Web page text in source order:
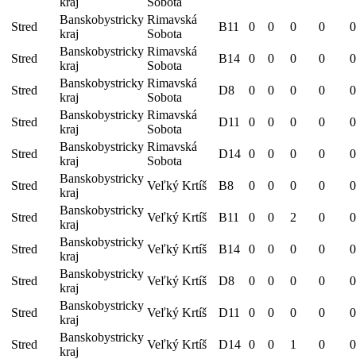
Stred
Banskobystricky
kraj
Rimavská
Sobota
B11 0 0 0 0 0
Stred
Banskobystricky
kraj
Rimavská
Sobota
B14 0 0 0 0 0
Stred
Banskobystricky
kraj
Rimavská
Sobota
D8 0 0 0 0 0
Stred
Banskobystricky
kraj
Rimavská
Sobota
D11 0 0 0 0 0
Stred
Banskobystricky
kraj
Rimavská
Sobota
D14 0 0 0 0 0
Stred
Banskobystricky
kraj
Veľký Krtíš B8 0 0 0 0 0
Stred
Banskobystricky
kraj
Veľký Krtíš B11 0 0 2 0 0
Stred
Banskobystricky
kraj
Veľký Krtíš B14 0 0 0 0 0
Stred
Banskobystricky
kraj
Veľký Krtíš D8 0 0 0 0 0
Stred
Banskobystricky
kraj
Veľký Krtíš D11 0 0 0 0 0
Stred
Banskobystricky
kraj
Veľký Krtíš D14 0 0 1 0 0